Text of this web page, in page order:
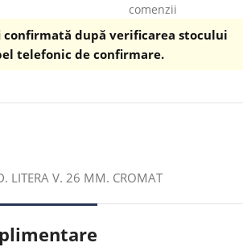
comenzii
confirmată după verificarea stocului
telefonic de confirmare.
LITERA V. 26 MM. CROMAT